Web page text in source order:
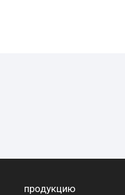
продукцию